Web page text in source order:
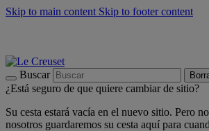
Skip to main content Skip to footer content
Buscar
¿Está seguro de que quiere cambiar de sitio?
Su cesta estará vacía en el nuevo sitio. Pero
nosotros guardaremos su cesta aquí para